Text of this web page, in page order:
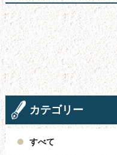
会社概要
問合せ フォーム
サイト マップ
お 知らせ・ブログ
カテゴリー
すべて